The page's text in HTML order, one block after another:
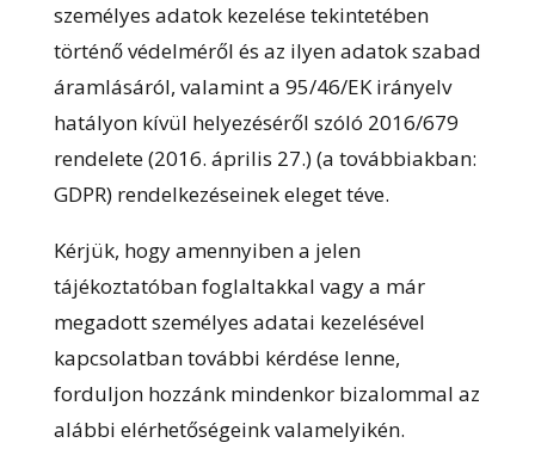
személyes adatok kezelése tekintetében
történő védelméről és az ilyen adatok szabad
áramlásáról, valamint a 95/46/EK irányelv
hatályon kívül helyezéséről szóló 2016/679
rendelete (2016. április 27.) (a továbbiakban:
GDPR) rendelkezéseinek eleget téve.
Kérjük, hogy amennyiben a jelen
tájékoztatóban foglaltakkal vagy a már
megadott személyes adatai kezelésével
kapcsolatban további kérdése lenne,
forduljon hozzánk mindenkor bizalommal az
alábbi elérhetőségeink valamelyikén.